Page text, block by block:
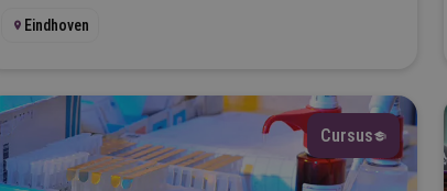
Eindhoven
Cursus